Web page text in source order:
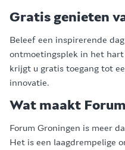
Gratis genieten
Beleef een inspirerende
ontmoetingsplek in het hart
krijgt u gratis toegang tot
innovatie.
Wat maakt
Forum Groningen is meer
Het is een laagdrempelige